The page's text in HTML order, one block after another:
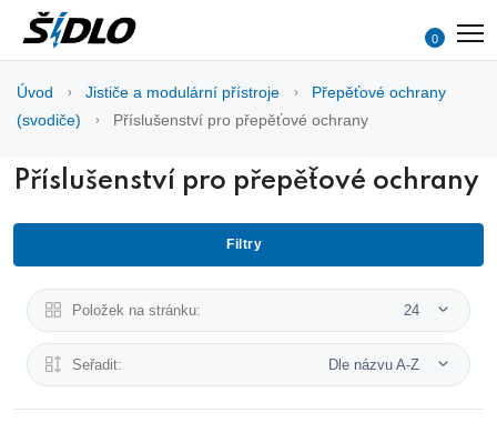
0
Úvod Jističe a modulární přístroje
Přepěťové ochrany
(svodiče)
Příslušenství pro přepěťové ochrany
Příslušenství pro přepěťové ochrany
Filtry
Položek na stránku: 24
Seřadit: Dle názvu A-Z